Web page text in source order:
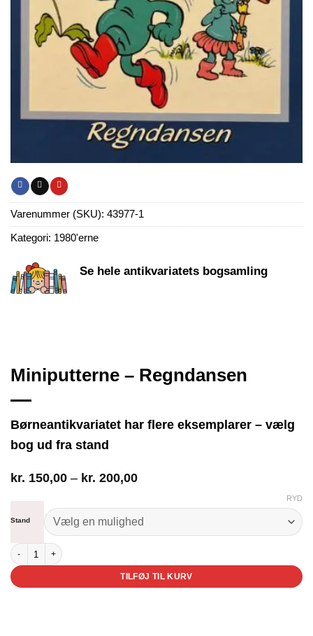
Varenummer (SKU): 43977-1
Kategori: 1980'erne
Se hele antikvariatets bogsamling
Miniputterne – Regndansen
Børneantikvariatet har flere eksemplarer – vælg
bog ud fra stand
kr. 150,00 – kr. 200,00Prisinterval:
kr. 200,00
Stand
RYD
Miniputterne - Regndansen antal
TILFØJ TIL KURV